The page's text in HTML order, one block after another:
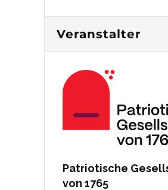
Veranstalter
Patriotische
von 1765